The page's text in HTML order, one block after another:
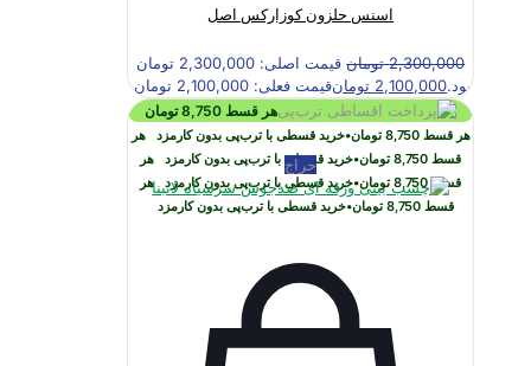
اسنس حلزون کوزارکس اصل
2,300,000 تومان
قیمت اصلی: 2,300,000 تومان
بود.2,100,000 تومانقیمت فعلی: 2,100,000 تومان.
هر قسط 8,750 تومان
هر قسط8,750 تومان•خرید قسطی با ترب‌پی بدون کارمزدهر
قسط 8,750 تومان•خرید قسطی با ترب‌پی بدون کارمزد هر
قسط8,750 تومان•خرید قسطی با ترب‌پی بدون کارمزدهر
قسط 8,750 تومان•خرید قسطی با ترب‌پی بدون کارمزد
حراج